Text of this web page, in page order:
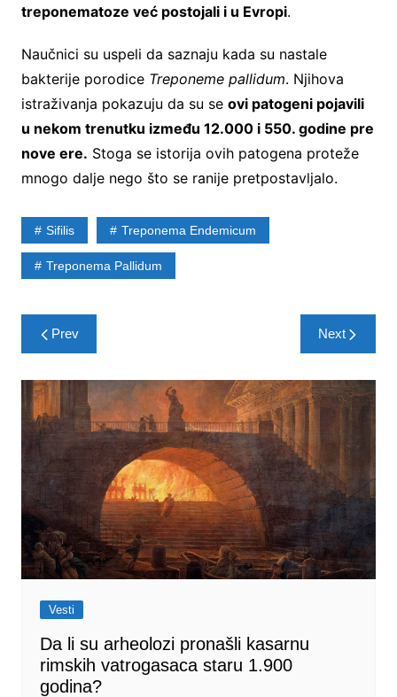
treponematoze već postojali i u Evropi.
Naučnici su uspeli da saznaju kada su nastale
bakterije porodice Treponeme pallidum. Njihova
istraživanja pokazuju da su se ovi patogeni pojavili
u nekom trenutku između 12.000 i 550. godine pre
nove ere. Stoga se istorija ovih patogena proteže
mnogo dalje nego što se ranije pretpostavljalo.
Sifilis Treponema Endemicum
Treponema Pallidum
Post
navigation
Prev Next
Vesti
Da li su arheolozi pronašli kasarnu
rimskih vatrogasaca staru 1.900
godina?